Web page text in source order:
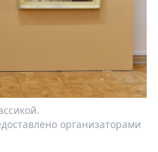
организаторами